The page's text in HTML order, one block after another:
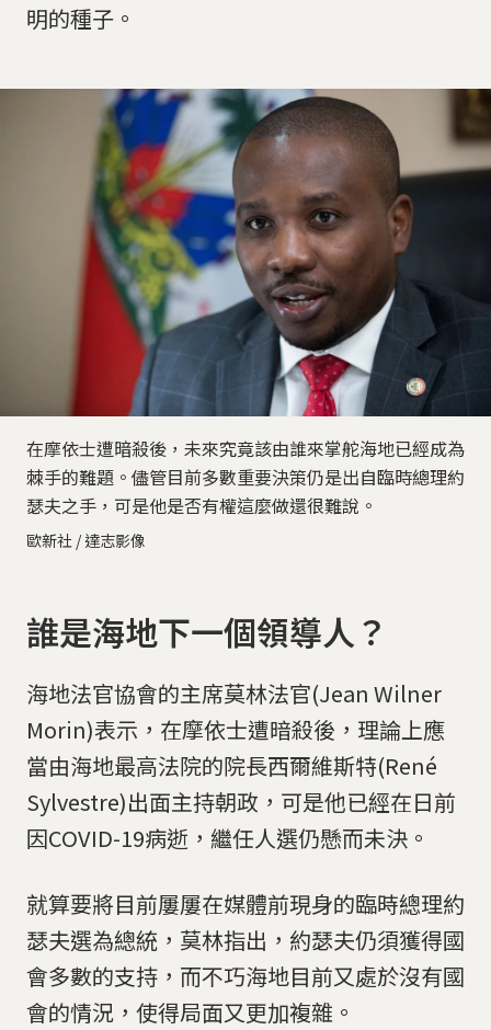
明的種子。
在摩依士遭暗殺後，未來究竟該由誰來掌舵海地已經成為
棘手的難題。儘管目前多數重要決策仍是出自臨時總理約
瑟夫之手，可是他是否有權這麼做還很難說。
歐新社 / 達志影像
誰是海地下一個領導人？
海地法官協會的主席莫林法官(Jean Wilner
Morin)表示，在摩依士遭暗殺後，理論上應
當由海地最高法院的院長西爾維斯特(René
Sylvestre)出面主持朝政，可是他已經在日前
因COVID-19病逝，繼任人選仍懸而未決。
就算要將目前屢屢在媒體前現身的臨時總理約
瑟夫選為總統，莫林指出，約瑟夫仍須獲得國
會多數的支持，而不巧海地目前又處於沒有國
會的情況，使得局面又更加複雜。